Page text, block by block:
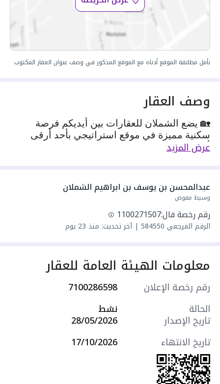
نأمل مطابقة الموقع أدناه مع الموقع المذكور في وصف عنوان العقار المكتوب
وصف العقار
🏡 يضع الشملان للعقارات بين أيديكم فرصة
سكنية مميزة في موقع استراتيجي بأحد أرقى
أحياء مدينة جدة
neighborhoods
📍 شقة رووف جديدة بحي المحمدية بمساحة
تقارب 250م² ولم تُسكن من قبل
approximately 250 sqm, never occupied before
وتهوية مثالية
✨ North and west facades offering excellent
🛏️ غرفة نوم رئيسية + غرفتا ضيوف
عرض المزيد
عبدالمحسن بن يوسف بن ابراهيم الشملان
وسيط مفوض
رقم رخصة فال:1100271507
الرقم المرجعي 584550
|آخر تحديث: منذ 23 يوم
معلومات الهيئة العامة للعقار
رقم رخصة الإعلان
7100286598
الحالة
نشط
تاريخ الإصدار
28/05/2026
تاريخ الانتهاء
17/10/2026